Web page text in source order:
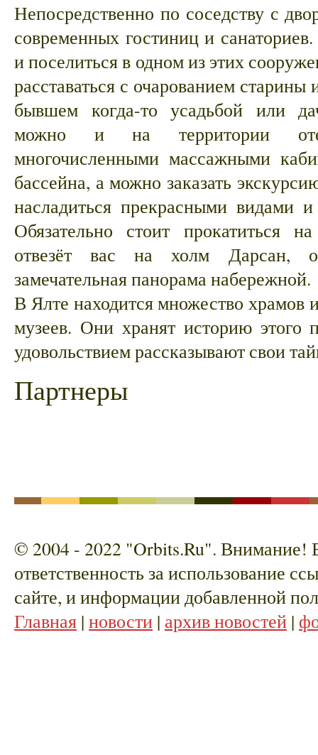
Непосредственно по соседству с
современных гостиниц и
и поселиться в одном из этих
расставаться с очарованием старины
бывшем когда-то усадьбой или
можно и на территории
многочисленными массажными
бассейна, а можно заказать
насладиться прекрасными видами
Обязательно стоит прокатиться
отвезёт вас на холм Дарсан,
замечательная панорама набережной.
В Ялте находится множество храмов
музеев. Они хранят историю этого
удовольствием рассказывают свои
Партнеры
© 2004 - 2022 "Orbits.Ru". Внимание!
ответственность за использование
сайте, и информации добавленной
Главная | новости | архив новостей |